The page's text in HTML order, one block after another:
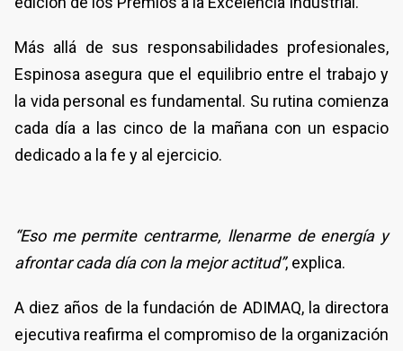
Más allá de sus responsabilidades profesionales,
Espinosa asegura que el equilibrio entre el trabajo y
la vida personal es fundamental. Su rutina comienza
cada día a las cinco de la mañana con un espacio
dedicado a la fe y al ejercicio.
“Eso me permite centrarme, llenarme de energía y
afrontar cada día con la mejor actitud”, explica.
A diez años de la fundación de ADIMAQ, la directora
ejecutiva reafirma el compromiso de la organización